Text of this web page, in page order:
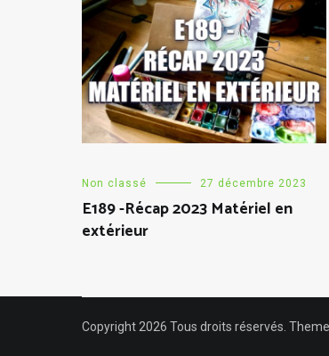
Non classé 27 décembre 2023
E189 -Récap 2023 Matériel en
extérieur
Copyright 2026 Tous droits réservés.